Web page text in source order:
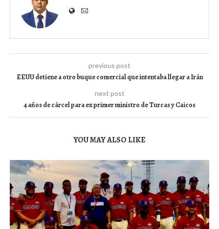
previous post
EEUU detiene a otro buque comercial que intentaba llegar a Irán
next post
4 años de cárcel para ex primer ministro de Turcas y Caicos
YOU MAY ALSO LIKE